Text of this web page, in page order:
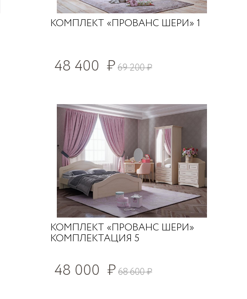
КОМПЛЕКТ «ПРОВАНС ШЕРИ» 1
48 400 ₽69 200₽
КОМПЛЕКТ «ПРОВАНС ШЕРИ»
КОМПЛЕКТАЦИЯ 5
48 000 ₽68 600₽